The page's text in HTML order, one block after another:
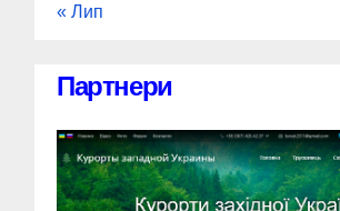
« Лип
Партнери